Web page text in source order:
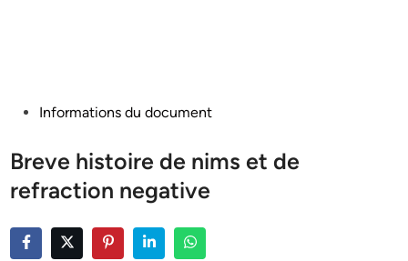
PostedInformations du document
Breve histoire de nims et de
refraction negative